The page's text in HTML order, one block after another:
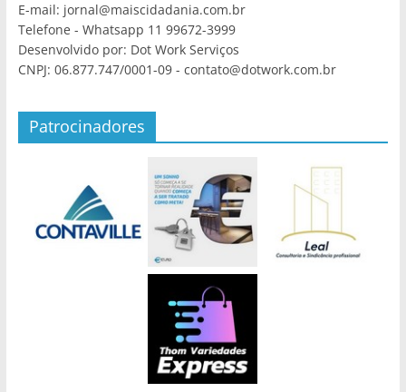
E-mail: jornal@maiscidadania.com.br
Telefone - Whatsapp 11 99672-3999
Desenvolvido por: Dot Work Serviços
CNPJ: 06.877.747/0001-09 - contato@dotwork.com.br
Patrocinadores